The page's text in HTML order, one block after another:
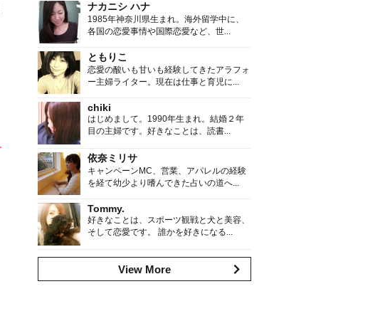
ナカニシ ハナ
1985年神奈川県生まれ。海外留学中に、
各国の恋愛事情や国際恋愛など、世...
ともりこ
恋愛の酸いも甘いも経験してきたアラフォ
ー主婦ライター。現在は仕事と育児に...
chiki
はじめまして。1990年生まれ。結婚２年
目の主婦です。好きなことは、読書...
依奈ミリサ
キャンペーンMC、営業、アパレルの経験
を経て幼少より嗜んできた占いの道へ...
Tommy.
好きなことは、スポーツ観戦と犬と美容、
そして恋愛です。 誰かを好きになる...
View More